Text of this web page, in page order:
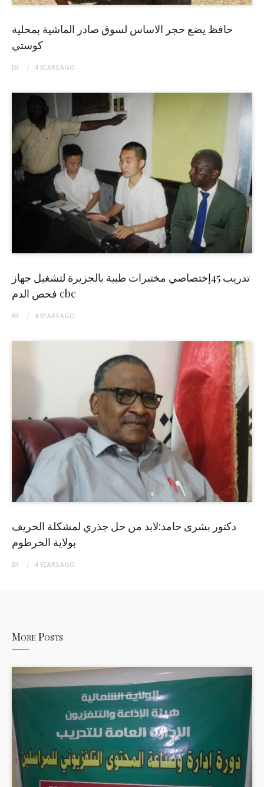
حافظ يضع حجر الاساس لسوق صادر الماشية بمحلية
كوستي
BY 4 YEARSAGO
تدريب 45إختصاصي مختبرات طبية بالجزيرة لتشغيل جهاز
فحص الدم cbc
BY 4 YEARSAGO
دكتور بشرى حامد:لابد من حل جذري لمشكلة الخريف
بولاية الخرطوم
BY 4 YEARSAGO
More Posts